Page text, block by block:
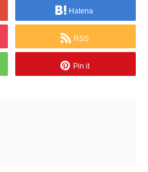
Hatena
RSS
Pin it